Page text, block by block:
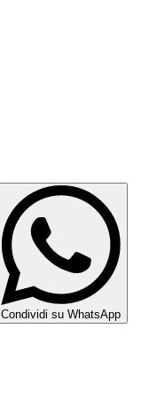
Condividi su WhatsApp